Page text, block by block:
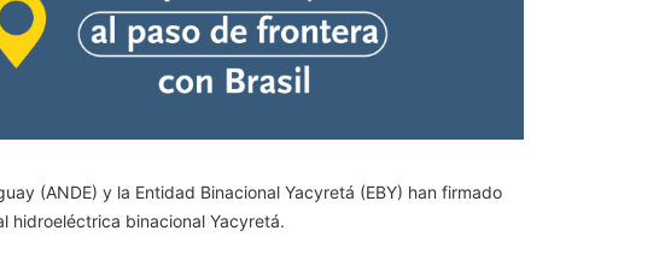
(ANDE) y la Entidad Binacional Yacyretá (EBY) han firmado
hidroeléctrica binacional Yacyretá.